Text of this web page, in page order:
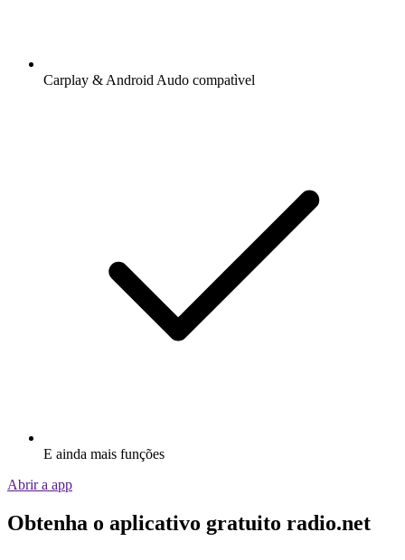
Carplay & Android Audo compatìvel
E ainda mais funções
Abrir a app
Obtenha o aplicativo gratuito radio.net